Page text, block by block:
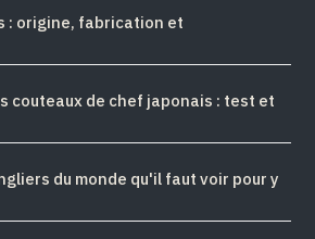
: origine, fabrication et
couteaux de chef japonais : test et
du monde qu'il faut voir pour y